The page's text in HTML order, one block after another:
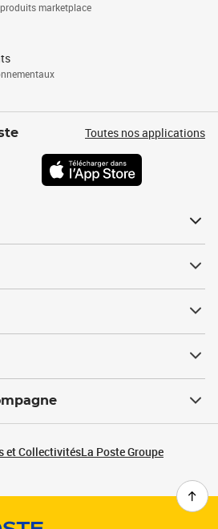
marketplace
Toutes nos applications
et CollectivitésLa Poste Groupe